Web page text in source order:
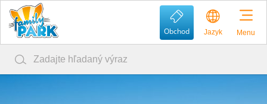
Obchod Jazyk Menu